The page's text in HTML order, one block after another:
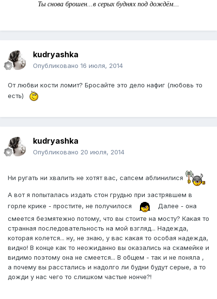
Ты снова брошен...в серых буднях под дождём...
kudryashka
Опубликовано 16 июля, 2014
От любви кости ломит? Бросайте это дело нафиг (любовь то
есть)
kudryashka
Опубликовано 20 июля, 2014
Ни ругать ни хвалить не хотят вас, сапсем аблинилися
А вот я попыталась издать стон грудью при застрявшем в
горле крике - простите, не получилося
Далее - она
смеется безмятежно потому, что вы стоите на мосту? Какая то
странная последовательность на мой взгляд... Надежда,
которая колется... ну, не знаю, у вас какая то особая надежда,
видно! В конце как то неожиданно вы оказались на скамейке и
видимо поэтому она не смеется... В общем - так и не поняла ,
а почему вы расстались и надолго ли будни будут серые, а то
дожди у нас чего то слишком частые нонче?!